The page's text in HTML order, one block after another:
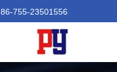
86-755-23501556